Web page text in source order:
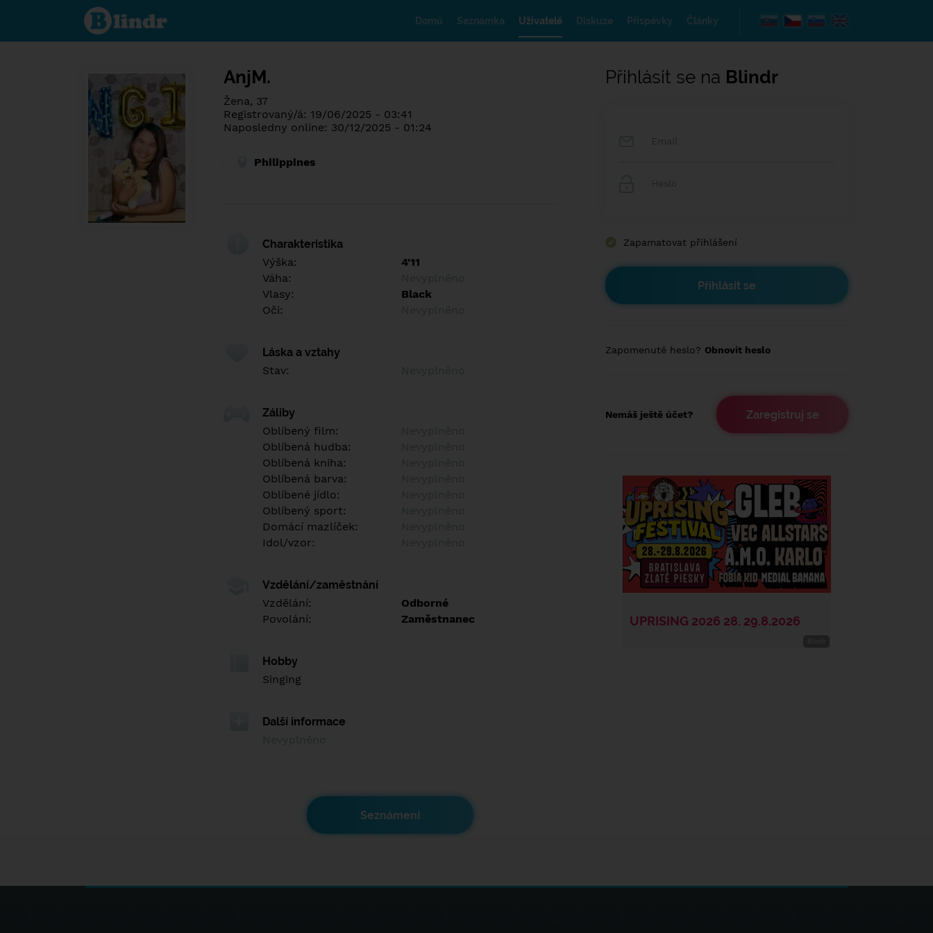
Poznej co je
pod maskou.
Seznamovací
Domů Seznamka Uživatelé Diskuze Příspěvky Články
AnjM.
Žena, 37
Registrovaný/á: 19/06/2025 - 03:41
Naposledny online: 30/12/2025 - 01:24
Philippines
Charakteristika
Výška:
4'11
Váha:
Vlasy:
Black
Oči:
Láska a vztahy
Stav:
Záliby
Oblíbený film:
Oblíbená hudba:
Oblíbená kniha:
Oblíbená barva:
Oblíbené jídlo:
Oblíbený sport:
Domácí mazlíček:
Idol/vzor:
Vzdělání/zaměstnání
Vzdělání:
Odborné
Povolání:
Zaměstnanec
Hobby
Singing
Další informace
Seznámení
Přihlásit se na Blindr
Zapamatovat přihlášení
Zapomenuté heslo? Obnovit heslo
Nemáš ještě účet? Zaregistruj se